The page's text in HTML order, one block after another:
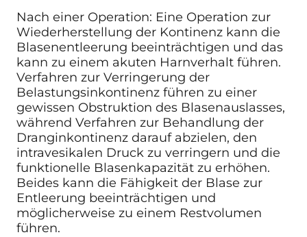
Nach einer Operation: Eine Operation zur
Wiederherstellung der Kontinenz kann die
Blasenentleerung beeinträchtigen und das
kann zu einem akuten Harnverhalt führen.
Verfahren zur Verringerung der
Belastungsinkontinenz führen zu einer
gewissen Obstruktion des Blasenauslasses,
während Verfahren zur Behandlung der
Dranginkontinenz darauf abzielen, den
intravesikalen Druck zu verringern und die
funktionelle Blasenkapazität zu erhöhen.
Beides kann die Fähigkeit der Blase zur
Entleerung beeinträchtigen und
möglicherweise zu einem Restvolumen
führen.